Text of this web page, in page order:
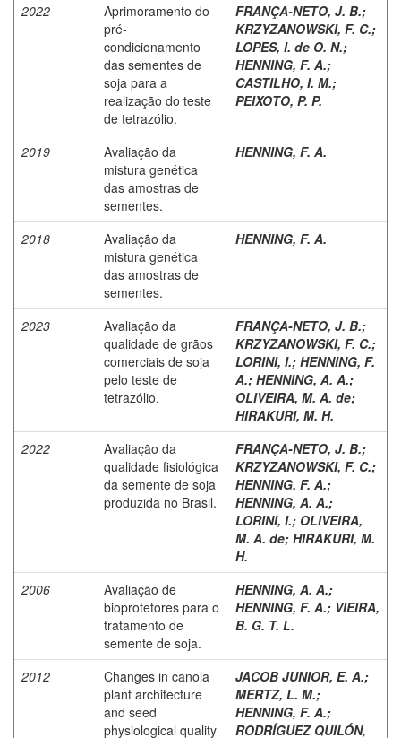
2022
Aprimoramento do
pré-
condicionamento
das sementes de
soja para a
realização do teste
de tetrazólio.
FRANÇA-NETO, J. B.;
KRZYZANOWSKI, F. C.;
LOPES, I. de O. N.;
HENNING, F. A.;
CASTILHO, I. M.;
PEIXOTO, P. P.
2019
Avaliação da
mistura genética
das amostras de
sementes.
HENNING, F. A.
2018
Avaliação da
mistura genética
das amostras de
sementes.
HENNING, F. A.
2023
Avaliação da
qualidade de grãos
comerciais de soja
pelo teste de
tetrazólio.
FRANÇA-NETO, J. B.;
KRZYZANOWSKI, F. C.;
LORINI, I.; HENNING, F.
A.; HENNING, A. A.;
OLIVEIRA, M. A. de;
HIRAKURI, M. H.
2022
Avaliação da
qualidade fisiológica
da semente de soja
produzida no Brasil.
FRANÇA-NETO, J. B.;
KRZYZANOWSKI, F. C.;
HENNING, F. A.;
HENNING, A. A.;
LORINI, I.; OLIVEIRA,
M. A. de; HIRAKURI, M.
H.
2006
Avaliação de
bioprotetores para o
tratamento de
semente de soja.
HENNING, A. A.;
HENNING, F. A.; VIEIRA,
B. G. T. L.
2012
Changes in canola
plant architecture
and seed
physiological quality
JACOB JUNIOR, E. A.;
MERTZ, L. M.;
HENNING, F. A.;
RODRÍGUEZ QUILÓN,